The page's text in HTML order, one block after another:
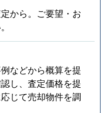
から。ご要望・お
などから概算を提
し、査定価格を提
じて売却物件を調